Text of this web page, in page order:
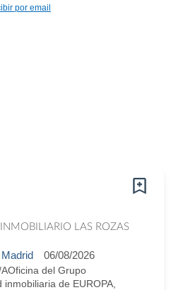
por email
LAS ROZAS
Madrid 06/08/2026
del Grupo
de EUROPA,